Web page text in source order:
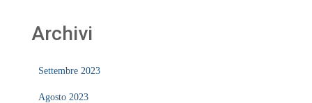
Archivi
Settembre 2023
Agosto 2023